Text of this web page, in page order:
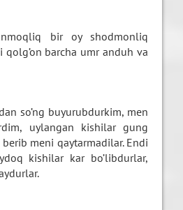
bir oy shodmonliq
qolg’on barcha umr anduh va
so’ng buyurubdurkim, men
uylangan kishilar gung
berib meni qaytarmadilar. Endi
kishilar kar bo’libdurlar,